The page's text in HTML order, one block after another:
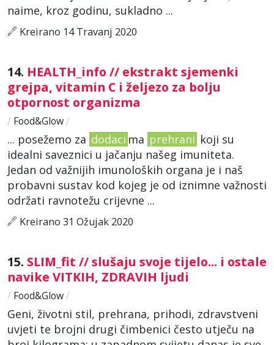
naime, kroz godinu, sukladno ...
Kreirano 14 Travanj 2020
14. HEALTH_info // ekstrakt sjemenki
grejpa, vitamin C i željezo za bolju
otpornost organizma
/ Food&Glow/
... posežemo za dodaci ma prehrani koji su
idealni saveznici u jačanju našeg imuniteta.
Jedan od važnijih imunoloških organa je i naš
probavni sustav kod kojeg je od iznimne važnosti
održati ravnotežu crijevne ...
Kreirano 31 Ožujak 2020
15. SLIM_fit // slušaju svoje tijelo... i ostale
navike VITKIH, ZDRAVIH ljudi
/ Food&Glow/
Geni, životni stil, prehrana, prihodi, zdravstveni
uvjeti te brojni drugi čimbenici često utječu na